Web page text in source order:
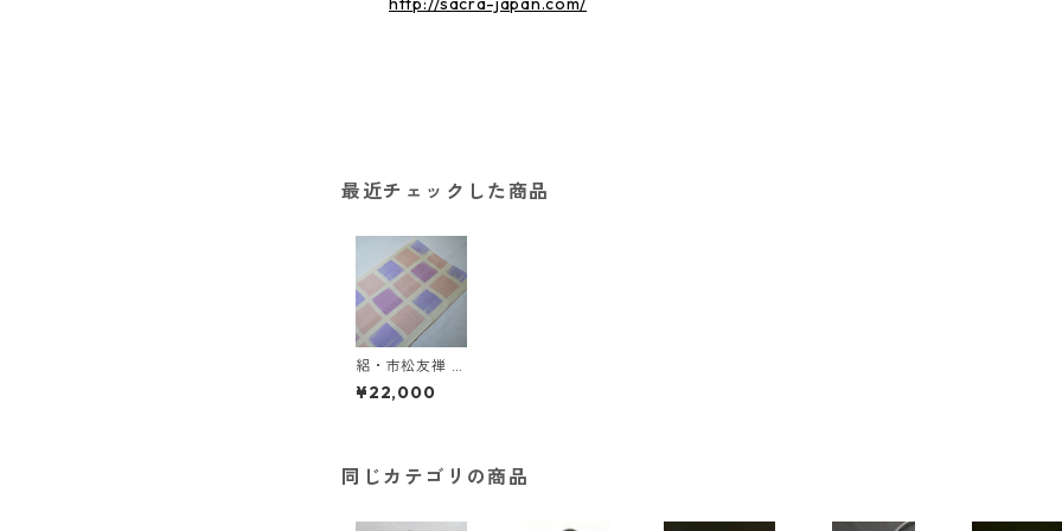
最近チェックした商品
絽・市松友禅 刷
け目帯揚〈和小
物さくら〉 SO
¥22,000
同じカテゴリの商品